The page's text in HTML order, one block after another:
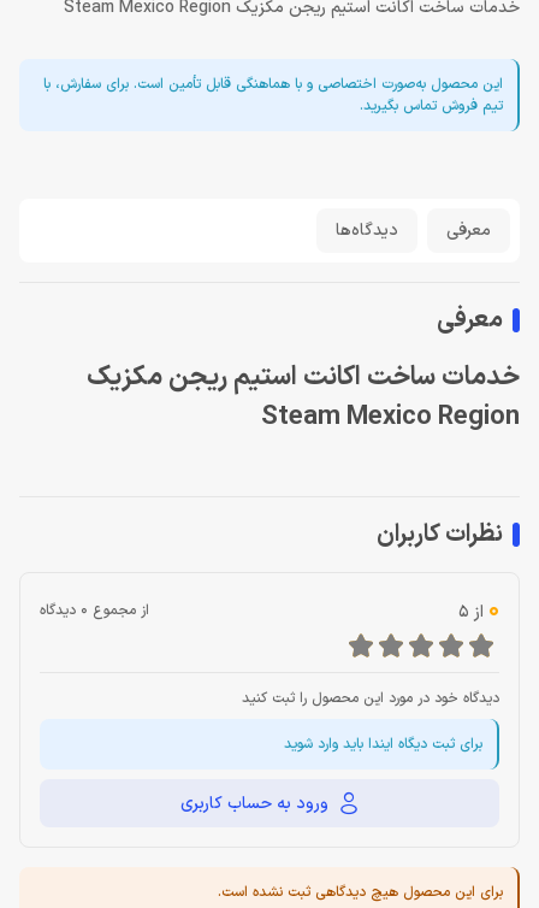
خدمات ساخت اکانت استیم ریجن مکزیک Steam Mexico Region
این محصول به‌صورت اختصاصی و با هماهنگی قابل تأمین است. برای سفارش، با
تیم فروش تماس بگیرید.
معرفی دیدگاه‌ها
معرفی
خدمات ساخت اکانت استیم ریجن مکزیک
Steam Mexico Region
نظرات کاربران
0 از 5 از مجموع 0 دیدگاه
دیدگاه خود در مورد این محصول را ثبت کنید
برای ثبت دیگاه ایندا باید وارد شوید
ورود به حساب کاربری
برای این محصول هیچ دیدگاهی ثبت نشده است.